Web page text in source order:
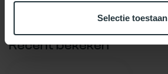
Selectie toestaan
Recent bekeken